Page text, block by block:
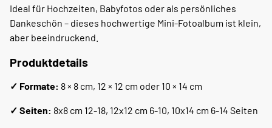
Ideal für Hochzeiten, Babyfotos oder als persönliches
Dankeschön – dieses hochwertige Mini-Fotoalbum ist klein,
aber beeindruckend.
Produktdetails
✓ Formate: 8 × 8 cm, 12 × 12 cm oder 10 × 14 cm
✓ Seiten: 8x8 cm 12-18, 12x12 cm 6-10, 10x14 cm 6-14 Seiten